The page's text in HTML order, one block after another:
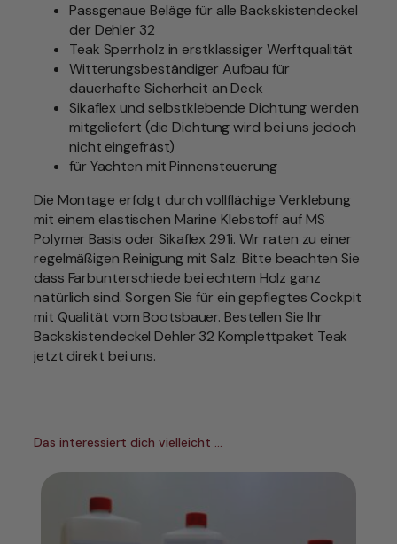
h
e
p
i
d
h
b
Passgenaue Beläge für alle Backskistendeckel
der Dehler 32
Teak Sperrholz in erstklassiger Werftqualität
Witterungsbeständiger Aufbau für
dauerhafte Sicherheit an Deck
Sikaflex und selbstklebende Dichtung werden
mitgeliefert (die Dichtung wird bei uns jedoch
nicht eingefräst)
für Yachten mit Pinnensteuerung
Die Montage erfolgt durch vollflächige Verklebung
mit einem elastischen Marine Klebstoff auf MS
Polymer Basis oder Sikaflex 291i. Wir raten zu einer
regelmäßigen Reinigung mit Salz. Bitte beachten Sie
dass Farbunterschiede bei echtem Holz ganz
natürlich sind. Sorgen Sie für ein gepflegtes Cockpit
mit Qualität vom Bootsbauer. Bestellen Sie Ihr
Backskistendeckel Dehler 32 Komplettpaket Teak
jetzt direkt bei uns.
Das interessiert dich vielleicht …